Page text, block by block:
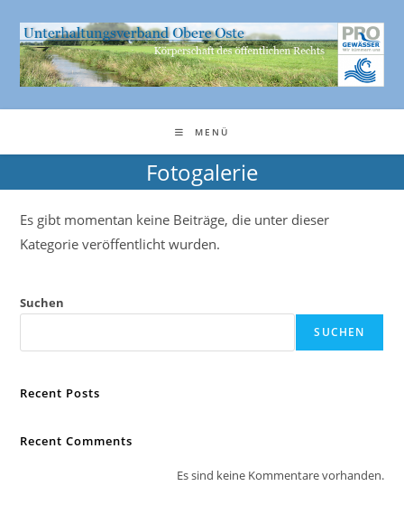
Inhalt
springen
MENÜ
Fotogalerie
Es gibt momentan keine Beiträge, die unter dieser
Kategorie veröffentlicht wurden.
Suchen
SUCHEN
Recent Posts
Recent Comments
Es sind keine Kommentare vorhanden.